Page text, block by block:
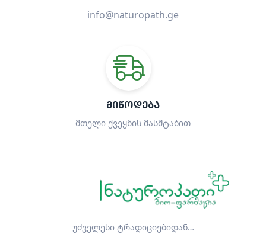
info@naturopath.ge
ᲛᲘᲬᲝᲓᲔᲑᲐ
მთელი ქვეყნის მასშტაბით
უძველესი ტრადიციებიდან…